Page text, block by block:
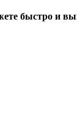
быстро и